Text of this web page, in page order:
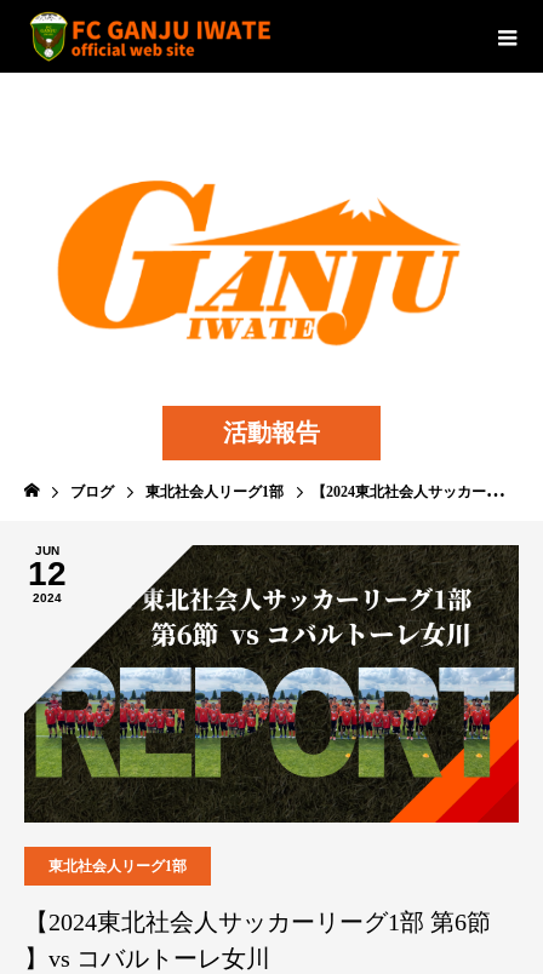
活動報告
ブログ 東北社会人リーグ1部 【2024東北社会人サッカーリーグ1部 第6節 】vs コバルトーレ女川
JUN
12
2024
東北社会人リーグ1部
【2024東北社会人サッカーリーグ1部 第6節
】vs コバルトーレ女川